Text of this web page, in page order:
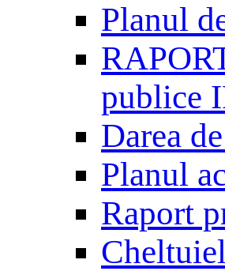
Planul
publice
Darea
Planul
Raport